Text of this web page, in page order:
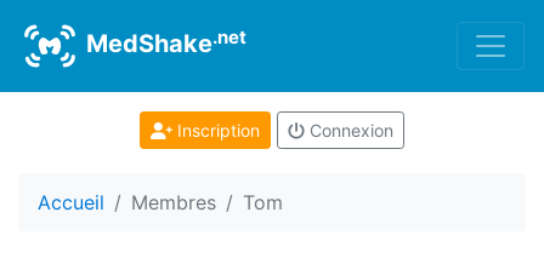
MedShake.net
Inscription Connexion
Accueil Membres Tom